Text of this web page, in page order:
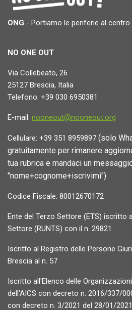
ONG - Portiamo le periferie al centro
NO ONE OUT
Via Collebeato, 26
25127 Brescia, Italia
Telefono: +39 030 6950381
E-mail: nooneout@nooneout.org
Cellulare: +39 351 8959897 (solo
gratuitamente per rimanere
tua rubrica e mandaci un
"nome+cognome+iscrivimi")
Codice Fiscale: 80012670172
Ente del Terzo Settore (ETS) iscritto
Settore (RUNTS) con il n. 29821
Iscritto al Registro delle Persone
Brescia al n. 57
Iscritto all'Elenco delle
dell'AICS con decreto n. 2016/337/
con decreto n. 3/2021 del 28/01/2021